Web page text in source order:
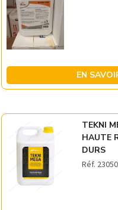
EN
TEKNI
HAUTE
DURS
Réf.